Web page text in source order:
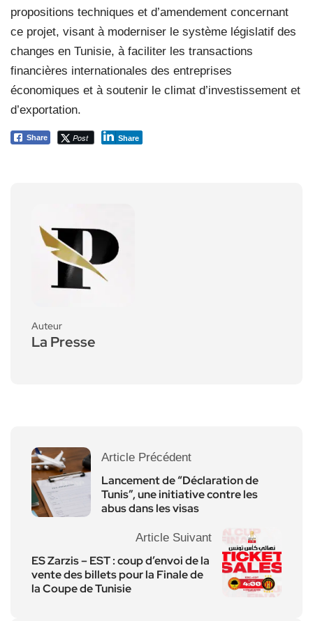
propositions techniques et d’amendement concernant
ce projet, visant à moderniser le système législatif des
changes en Tunisie, à faciliter les transactions
financières internationales des entreprises
économiques et à soutenir le climat d’investissement et
d’exportation.
Share Post Share
Auteur
La Presse
Article Précédent
Lancement de “Déclaration de
Tunis”, une initiative contre les
abus dans les visas
Article Suivant
ES Zarzis – EST : coup d’envoi de la
vente des billets pour la Finale de
la Coupe de Tunisie